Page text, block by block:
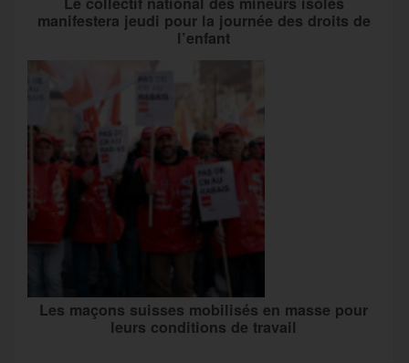
manifestera jeudi pour la journée des droits de
l’enfant
Les maçons suisses mobilisés en masse pour
leurs conditions de travail